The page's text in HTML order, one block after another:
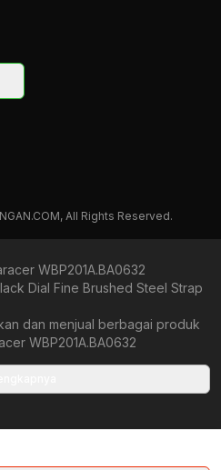
All Rights Reserved.
WBP201A.BA0632
Dial Fine Brushed Steel Strap
dan menjual berbagai produk
WBP201A.BA0632
memberi penawaran terbaik
produk jam tangan original,
harga yang lebih terjangkau dari